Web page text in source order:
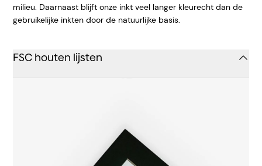
milieu. Daarnaast blijft onze inkt veel langer kleurecht dan de
gebruikelijke inkten door de natuurlijke basis.
FSC houten lijsten